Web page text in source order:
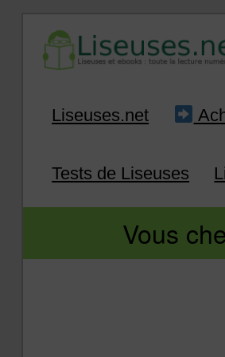
secondaire
Liseuses.net
Tests de Liseuses
Vous